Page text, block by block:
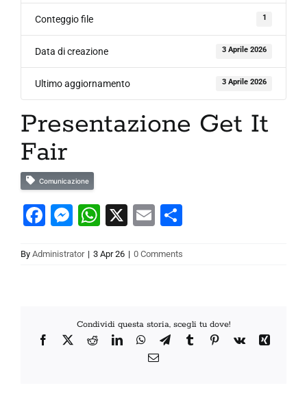
7. Contatti
Conteggio file 1
Data di creazione 3 Aprile 2026
Ultimo aggiornamento 3 Aprile 2026
Presentazione Get It
Fair
Comunicazione
Facebook
Messenger
WhatsApp
X Email
By Administrator | 3 Apr 26 | 0 Comments
Condividi questa storia, scegli tu dove!
Facebook
X RedditLinkedInWhatsApp
TelegramTumblrPinterest
Vk
Xing
Email